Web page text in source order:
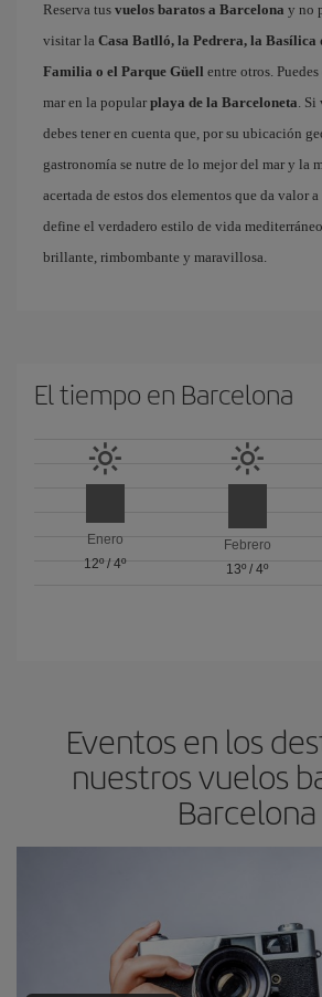
Reserva tus vuelos baratos a Barcelona y no
visitar la Casa Batlló, la Pedrera, la Basílica
Familia o el Parque Güell entre otros.
mar en la popular playa de la Barceloneta. Si
debes tener en cuenta que, por su ubicación
gastronomía se nutre de lo mejor del mar y la
acertada de estos dos elementos que da valor
define el verdadero estilo de vida
brillante, rimbombante y maravillosa.
El tiempo en Barcelona
Enero
12º/4º
Febrero
13º / 4º
Eventos en los
nuestros vuelos
Barcelona